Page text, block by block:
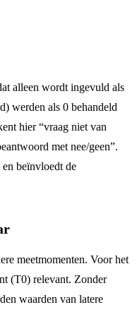
alleen wordt ingevuld als
werden als 0 behandeld
hier “vraag niet van
met nee/geen”.
beïnvloedt de
meetmomenten. Voor het
(T0) relevant. Zonder
waarden van latere